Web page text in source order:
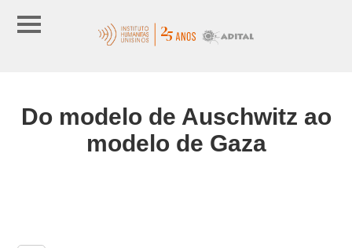
Do modelo de Auschwitz ao
modelo de Gaza